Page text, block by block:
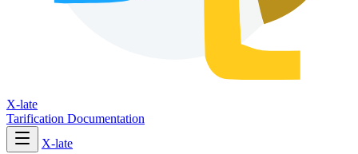
X-late
Tarification Documentation
X-late